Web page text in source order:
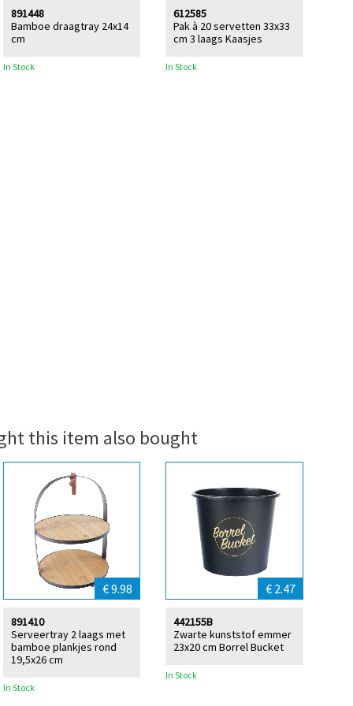
Bamboe draagtray 24x14
cm
891448
In Stock
Pak à 20 servetten 33x33
cm 3 laags Kaasjes
612585
In Stock
this item also bought
€ 9.98
Serveertray 2 laags met
bamboe plankjes rond
19,5x26 cm
891410
In Stock
€ 2.47
Zwarte kunststof emmer
23x20 cm Borrel Bucket
442155B
In Stock